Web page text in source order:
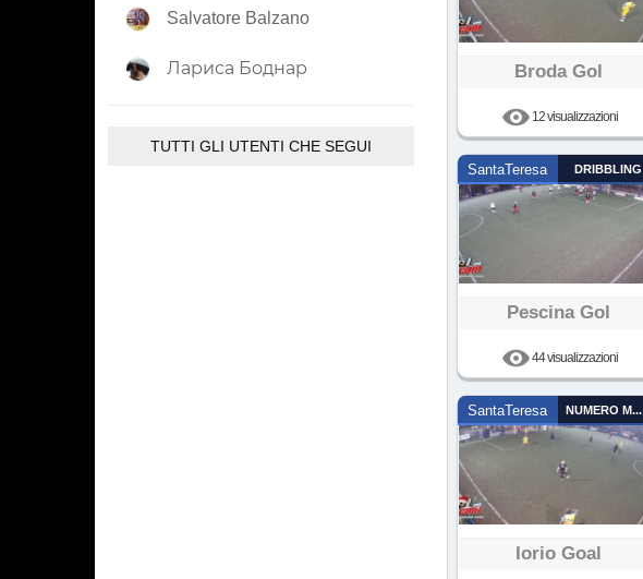
Salvatore Balzano
Лариса Боднар
TUTTI GLI UTENTI CHE SEGUI
Broda Gol
12 visualizzazioni
SantaTeresa DRIBBLING
Pescina Gol
44 visualizzazioni
SantaTeresa NUMERO MAGICO
Iorio Goal